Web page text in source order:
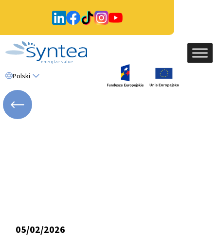
Polski
05/02/2026